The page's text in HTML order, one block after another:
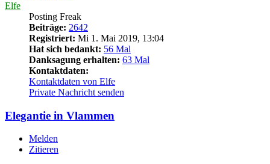
Elfe
Posting Freak
Beiträge: 2642
Registriert: Mi 1. Mai 2019, 13:04
Hat sich bedankt: 56 Mal
Danksagung erhalten: 63 Mal
Kontaktdaten:
Kontaktdaten von Elfe
Private Nachricht senden
Elegantie in Vlammen
Melden
Zitieren